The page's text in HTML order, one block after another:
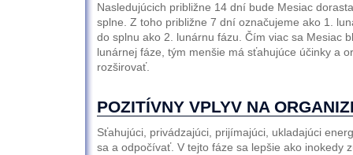
Nasledujúcich približne 14 dní bude Mesiac
splne. Z toho približne 7 dní označujeme ako 1.
do splnu ako 2. lunárnu fázu. Čím viac sa Mesiac
lunárnej fáze, tým menšie má sťahujúce účinky a
rozširovať.
POZITÍVNY VPLYV NA
Sťahujúci, privádzajúci, prijímajúci, ukladajúci
sa a odpočívať. V tejto fáze sa lepšie ako inokedy